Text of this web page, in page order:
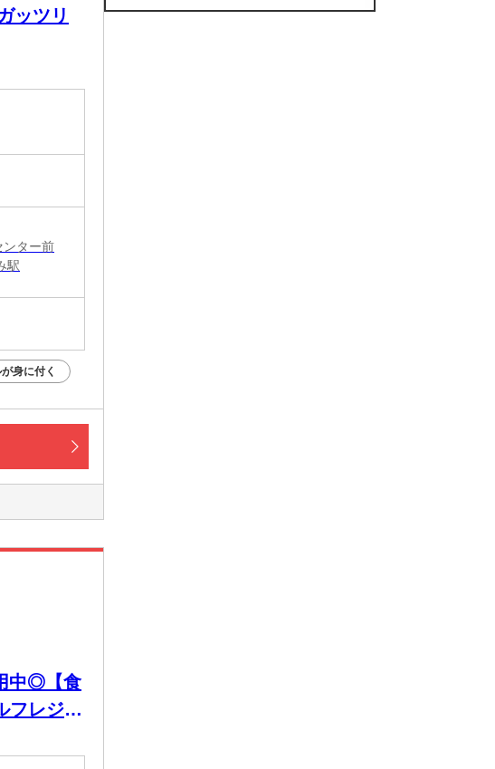
ッツリ
ンター前
駅
身に付く
中◎【食
フレジで